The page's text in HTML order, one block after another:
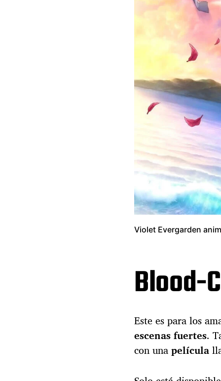
Violet Evergarden
Blood-C
Este es para los
escenas fuertes.
con unapelícula